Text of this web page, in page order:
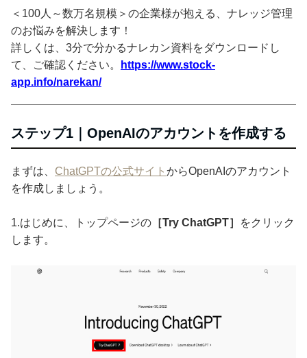
＜100人～数万名規模＞の企業様が抱える、ナレッジ管理
のお悩みを解決します！
詳しくは、3分で分かるナレカン資料をダウンロードし
て、ご確認ください。
https://www.stock-
app.info/narekan/
ステップ1｜OpenAIのアカウントを作成する
まずは、 ChatGPTの公式サイト からOpenAIのアカウント
を作成しましょう。
1.はじめに、トップページの ［Try ChatGPT］
をクリック
します。